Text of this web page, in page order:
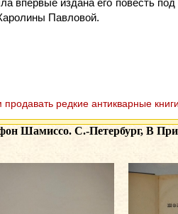
впервые издана его повесть
Павловой.
редкие антикварные
Шамиссо. С.-Петербург, В